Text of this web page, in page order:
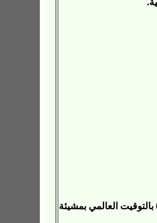
سيحدث الاقتران المركزي (المحاق المركزي) يوم الخميس 19 تموز / يوليو 2012 في الساعة 04:24 بالتوقيت العالمي بمشيئة